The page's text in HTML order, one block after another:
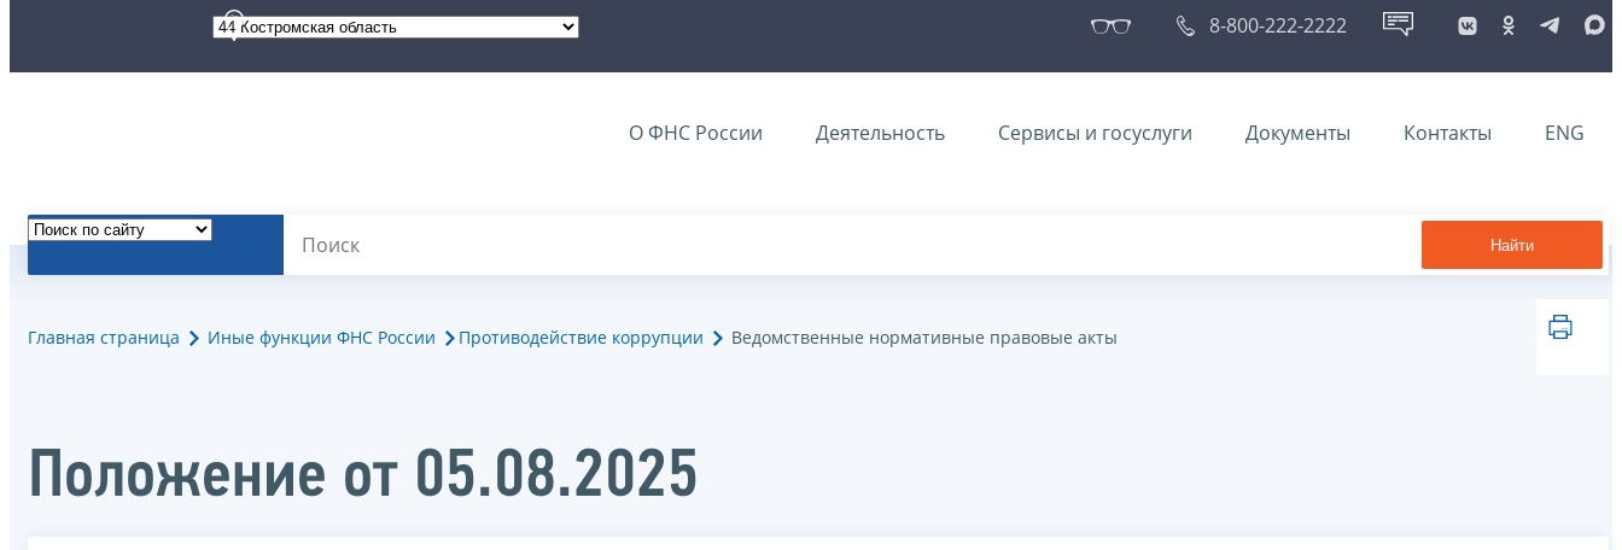
8-800-222-2222
О ФНС России Деятельность Сервисы и госуслуги Документы Контакты ENG
Найти
Главная страница Иные функции ФНС России Противодействие коррупции Ведомственные нормативные правовые акты
Положение от 05.08.2025